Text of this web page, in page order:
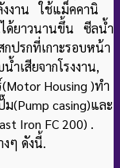
งาน ใช้แม็คคานิ
ด้ยาวนานขึ้น ซีลน้ํา
ปรกที่เกาะรอบหน้า
าเสียจากโรงงาน,
Housing )ทำ
(Pump casing)และ
Iron FC 200) .
ๆ ดังนี้.